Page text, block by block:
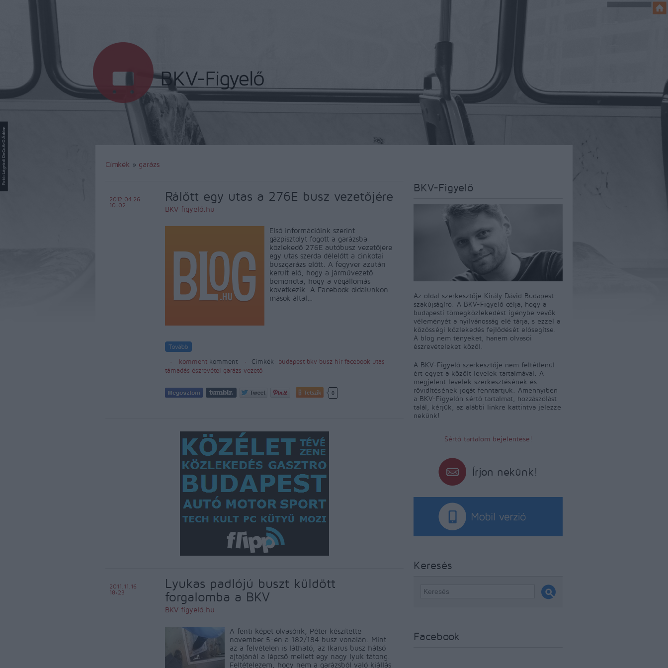
Címkék » garázs
Rálőtt egy utas a 276E busz vezetőjére
BKV figyelő.hu
2012.04.26
10:02
Első információink szerint
gázpisztolyt fogott a garázsba
közlekedő 276E autóbusz vezetőjére
egy utas szerda délelőtt a cinkotai
buszgarázs előtt. A fegyver azután
került elő, hogy a járművezető
bemondta, hogy a végállomás
következik. A Facebook oldalunkon
mások által…
komment komment Címkék: budapest bkv busz hír facebook utas
támadás észrevétel garázs vezető
Tetszik 0
Lyukas padlójú buszt küldött
forgalomba a BKV
BKV figyelő.hu
2011.11.16
18:23
A fenti képet olvasónk, Péter készítette
november 5-én a 182/184 busz vonalán. Mint
az a felvételen is látható, az Ikarus busz hátsó
ajtajánál a lépcső mellett egy nagy lyuk tátong.
Feltételezem, hogy nem a garázsból való kiállás
BKV-Figyelő
Az oldal szerkesztője Király Dávid Budapest-
szakújságíró. A BKV-Figyelő célja, hogy a
budapesti tömegközlekedést igénybe vevők
véleményét a nyilvánosság elé tárja, s ezzel a
közösségi közlekedés fejlődését elősegítse.
A blog nem tényeket, hanem olvasói
észrevételeket közöl.
A BKV-Figyelő szerkesztője nem feltétlenül
ért egyet a közölt levelek tartalmával. A
megjelent levelek szerkesztésének és
rövidítésének jogát fenntartjuk. Amennyiben
a BKV-Figyelőn sértő tartalmat, hozzászólást
talál, kérjük, az alábbi linkre kattintva jelezze
nekünk!
Sértő tartalom bejelentése!
Írjon nekünk!
Keresés
Facebook